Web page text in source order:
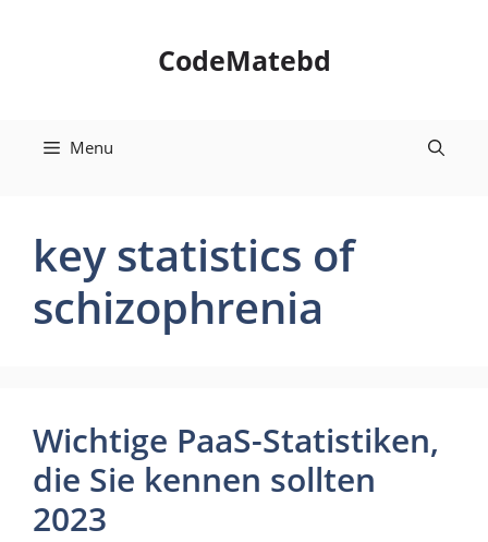
CodeMatebd
Menu
key statistics of
schizophrenia
Wichtige PaaS-Statistiken,
die Sie kennen sollten
2023